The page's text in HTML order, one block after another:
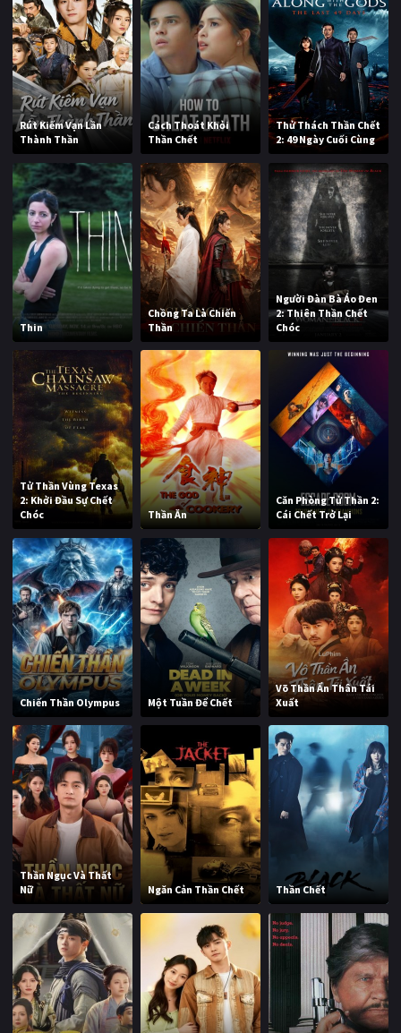
Rút Kiếm Vạn Lần
Thành Thần
Cách Thoát Khỏi
Thần Chết
Thử Thách Thần Chết
2: 49 Ngày Cuối Cùng
Thin
Chồng Ta Là Chiến
Thần
Người Đàn Bà Áo Đen
2: Thiên Thần Chết
Chóc
Tử Thần Vùng Texas
2: Khởi Đầu Sự Chết
Chóc
Thần Ăn
Căn Phòng Tử Thần 2:
Cái Chết Trở Lại
Chiến Thần Olympus Một Tuần Để Chết
Võ Thần Ẩn Thân Tái
Xuất
Thần Ngục Và Thất
Nữ
Ngăn Cản Thần Chết Thần Chết